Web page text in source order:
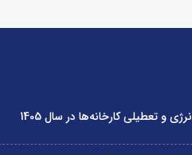
و تعطیلی کارخانه‌ها در سال 1405